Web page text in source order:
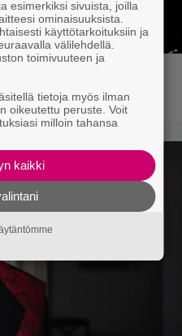
ilmestyy ensi
esimerkiksi sivuista, joilla
ominaisuuksista.
käyttötarkoituksiin ja
välilehdellä.
toimivuuteen ja
tietoja myös ilman
oikeutettu peruste. Voit
milloin tahansa
kaikki